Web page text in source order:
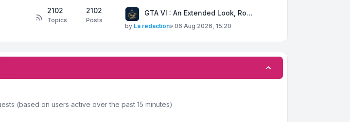
2102
Topics
2102
Posts
GTA VI : An Extended Look, Ro…
by La rédaction» 06 Aug 2026, 15:20
(based on users active over the past 15 minutes)